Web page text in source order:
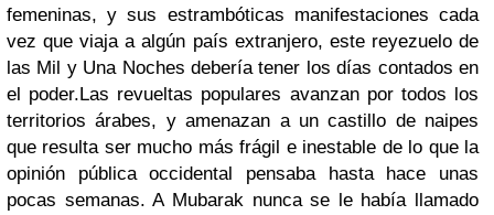
femeninas, y sus estrambóticas manifestaciones cada
vez que viaja a algún país extranjero, este reyezuelo de
las Mil y Una Noches debería tener los días contados en
el poder.Las revueltas populares avanzan por todos los
territorios árabes, y amenazan a un castillo de naipes
que resulta ser mucho más frágil e inestable de lo que la
opinión pública occidental pensaba hasta hace unas
pocas semanas. A Mubarak nunca se le había llamado